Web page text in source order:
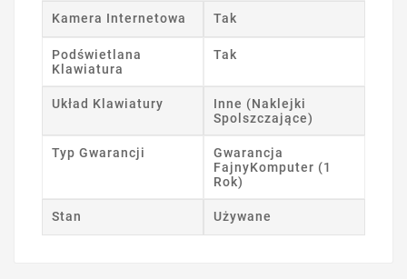
Kamera Internetowa Tak
Podświetlana
Klawiatura
Tak
Układ Klawiatury
Inne (Naklejki
Spolszczające)
Typ Gwarancji
Gwarancja
FajnyKomputer (1
Rok)
Stan Używane